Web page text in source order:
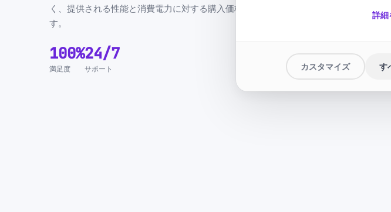
詳細
カスタマイズ す
く、提供される性能と消費電力に対する購入価格も考慮していま
す。
100%
満足度
24/7
サポート